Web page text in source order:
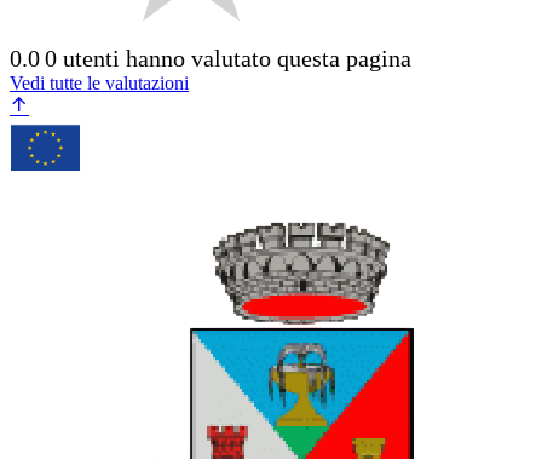
0.00 utenti hanno valutato questa pagina
Vedi tutte le valutazioni